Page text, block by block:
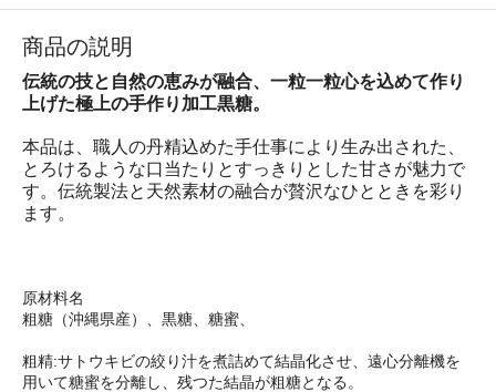
商品の説明
伝統の技と自然の恵みが融合、一粒一粒心を込めて作り
上げた極上の手作り加工黒糖。
本品は、職人の丹精込めた手仕事により生み出された、
とろけるような口当たりとすっきりとした甘さが魅力で
す。伝統製法と天然素材の融合が贅沢なひとときを彩り
ます。
原材料名
粗糖（沖縄県産）、黒糖、糖蜜、
粗精:サトウキビの絞り汁を煮詰めて結晶化させ、遠心分離機を
用いて糖蜜を分離し、残つた結晶が粗糖となる。